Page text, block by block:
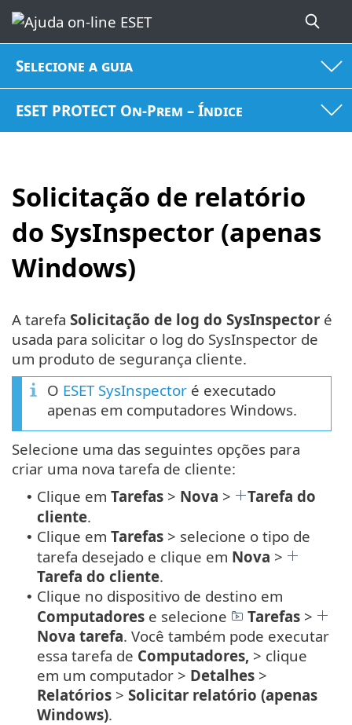
Selecione a guia
ESET PROTECT On-Prem – Índice
Solicitação de relatório
do SysInspector (apenas
Windows)
A tarefa Solicitação de log do SysInspector é
usada para solicitar o log do SysInspector de
um produto de segurança cliente.
O ESET SysInspector é executado
apenas em computadores Windows.
Selecione uma das seguintes opções para
criar uma nova tarefa de cliente:
• Clique em Tarefas > Nova >
Tarefa do
cliente.
• Clique em Tarefas > selecione o tipo de
tarefa desejado e clique em Nova >
Tarefa do cliente.
• Clique no dispositivo de destino em
Computadores e selecione Tarefas >
Nova tarefa. Você também pode executar
essa tarefa de Computadores, > clique
em um computador > Detalhes >
Relatórios > Solicitar relatório (apenas
Windows).